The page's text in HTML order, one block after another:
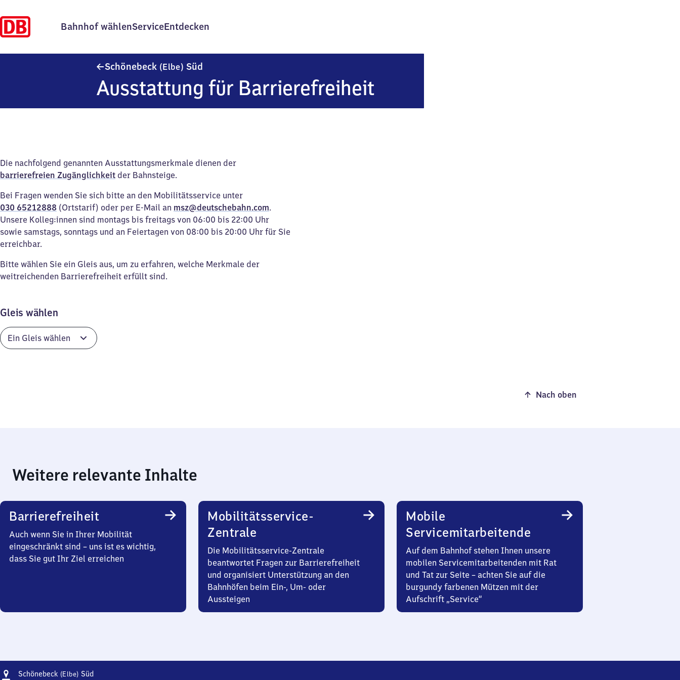
Bahnhof wählenServiceEntdecken
Schönebeck (Elbe) Süd
Ausstattung für Barrierefreiheit
Die nachfolgend genannten Ausstattungsmerkmale dienen der
barrierefreien Zugänglichkeit der Bahnsteige.
Bei Fragen wenden Sie sich bitte an den Mobilitätsservice unter
030 65212888 (Ortstarif) oder per E-Mail an msz@deutschebahn.com.
Unsere Kolleg:innen sind montags bis freitags von 06:00 bis 22:00 Uhr
sowie samstags, sonntags und an Feiertagen von 08:00 bis 20:00 Uhr für Sie
erreichbar.
Bitte wählen Sie ein Gleis aus, um zu erfahren, welche Merkmale der
weitreichenden Barrierefreiheit erfüllt sind.
Gleis wählen
Nach oben
Weitere relevante Inhalte
Barrierefreiheit
Auch wenn Sie in Ihrer Mobilität
eingeschränkt sind – uns ist es wichtig,
dass Sie gut Ihr Ziel erreichen
Mobilitätsservice-
Zentrale
Die Mobilitätsservice-Zentrale
beantwortet Fragen zur Barrierefreiheit
und organisiert Unterstützung an den
Bahnhöfen beim Ein-, Um- oder
Aussteigen
Mobile
Servicemitarbeitende
Auf dem Bahnhof stehen Ihnen unsere
mobilen Servicemitarbeitenden mit Rat
und Tat zur Seite – achten Sie auf die
burgundy farbenen Mützen mit der
Aufschrift „Service“
Adresse
Schönebeck (Elbe) SüdSchönebeck